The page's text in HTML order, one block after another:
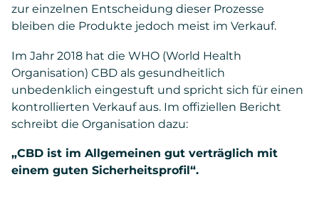
zur einzelnen Entscheidung dieser Prozesse
bleiben die Produkte jedoch meist im Verkauf.
Im Jahr 2018 hat die WHO (World Health
Organisation) CBD als gesundheitlich
unbedenklich eingestuft und spricht sich für einen
kontrollierten Verkauf aus. Im offiziellen Bericht
schreibt die Organisation dazu:
„CBD ist im Allgemeinen gut verträglich mit
einem guten Sicherheitsprofil“.